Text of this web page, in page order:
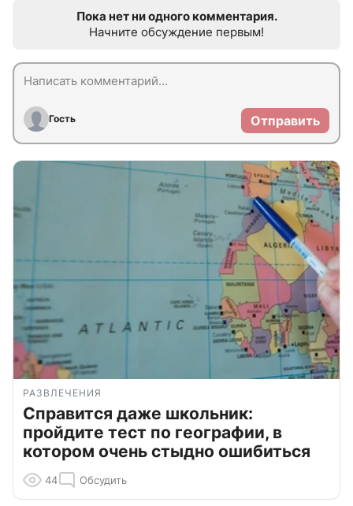
Пока нет ни одного комментария.
Начните обсуждение первым!
Гость Отправить
РАЗВЛЕЧЕНИЯ
Справится даже школьник:
пройдите тест по географии, в
котором очень стыдно ошибиться
44 Обсудить